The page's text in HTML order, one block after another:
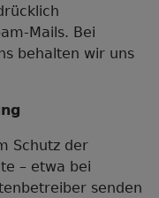
Mails. Bei
behalten wir uns
Schutz der
– etwa bei
senden